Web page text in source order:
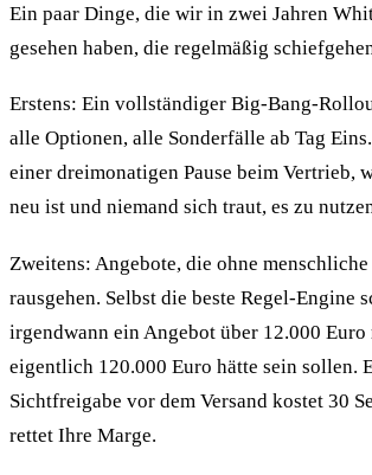
Ein paar Dinge, die wir in zwei Jahren
gesehen haben, die regelmäßig
Erstens: Ein vollständiger Big-Bang-
alle Optionen, alle Sonderfälle ab Tag
einer dreimonatigen Pause beim Vertrieb,
neu ist und niemand sich traut, es zu
Zweitens: Angebote, die ohne
rausgehen. Selbst die beste Regel-Engine
irgendwann ein Angebot über 12.000 Euro
eigentlich 120.000 Euro hätte sein sollen.
Sichtfreigabe vor dem Versand kostet 30
rettet Ihre Marge.